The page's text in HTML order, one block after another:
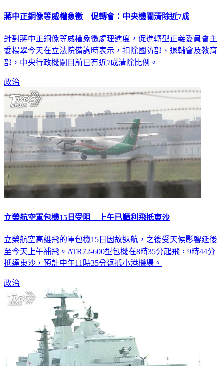
蔣中正銅像等威權象徵 促轉會：中央機關清除近7成
針對蔣中正銅像等威權象徵處理進度，促進轉型正義委員會主
委楊翠今天在立法院備詢時表示，扣除國防部、退輔會及教育
部，中央行政機關目前已有近7成清除比例。
政治
立榮航空軍包機15日受阻 上午已順利飛抵東沙
立榮航空高雄飛的軍包機15日因故返航，之後受天候影響延後
至今天上午補飛。ATR72-600型包機在8時35分起飛，9時44分
抵達東沙，預計中午11時35分返抵小港機場。
政治